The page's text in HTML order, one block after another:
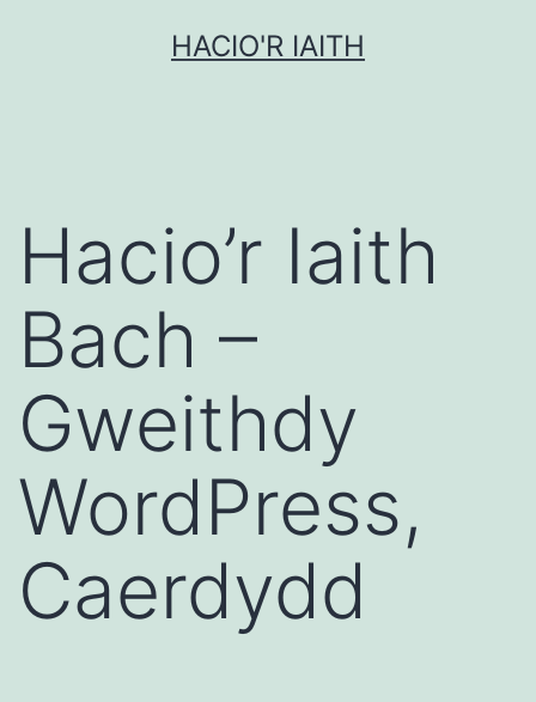
HACIO'R IAITH
Hacio’r Iaith
Bach –
Gweithdy
WordPress,
Caerdydd